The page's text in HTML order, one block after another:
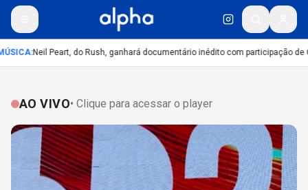
:Neil Peart, do Rush, ganhará documentário inédito com participação de
AO VIVO• Clique para acessar o player